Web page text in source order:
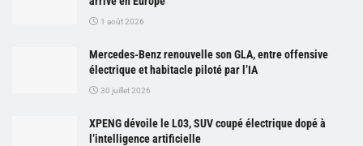
1 août 2026
Mercedes-Benz renouvelle son GLA, entre offensive
électrique et habitacle piloté par l’IA
30 juillet 2026
XPENG dévoile le L03, SUV coupé électrique dopé à
l’intelligence artificielle